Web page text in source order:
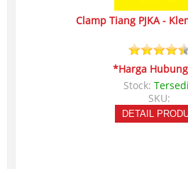
Clamp Tiang PJKA -
*Harga
Stock:
SKU:
DETAIL